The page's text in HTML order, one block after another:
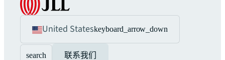
United Stateskeyboard_arrow_down
search 联系我们